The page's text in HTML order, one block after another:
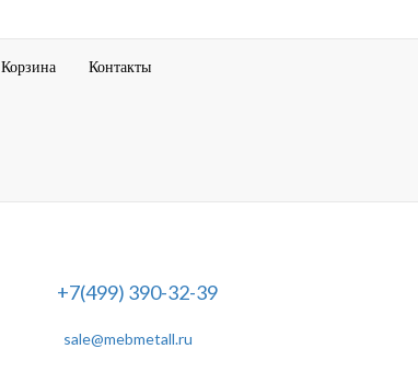
Корзина Контакты
+7(499) 390-32-39
sale@mebmetall.ru